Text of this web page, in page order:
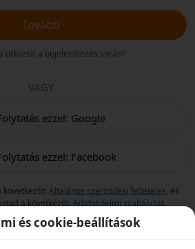
Tovább
ütköztél a bejelentkezés során?
VAGY
ezzel: Google
ezzel: Facebook
következőt: Általános szerződési feltételek, és
a következőt: Adatvédelmi szabályzat.
és cookie-beállítások